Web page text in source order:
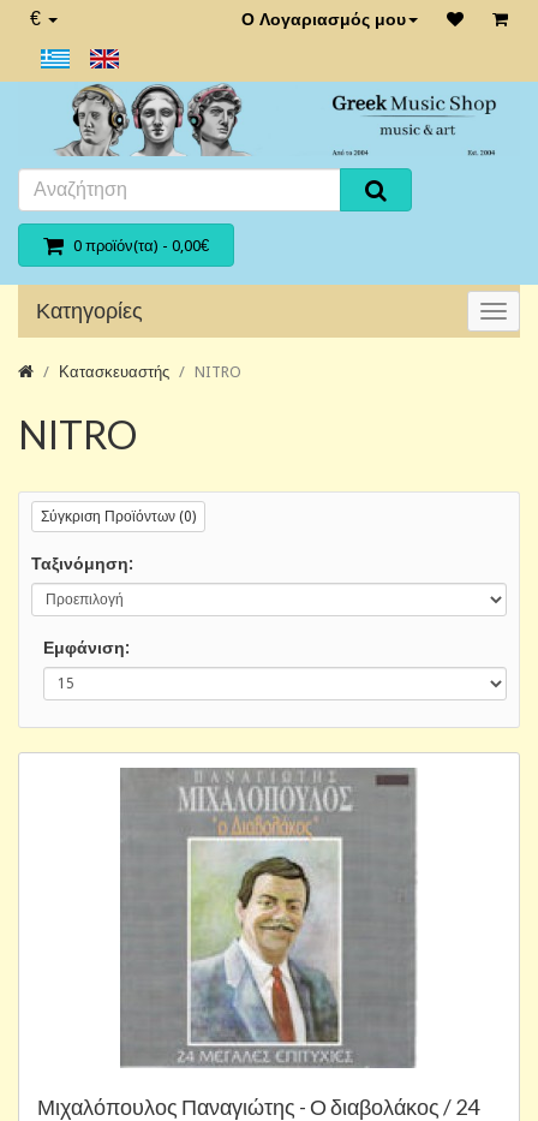
€ Ο Λογαριασμός μου
0 προϊόν(τα) - 0,00€
Κατηγορίες
Κατασκευαστής NITRO
NITRO
Σύγκριση Προϊόντων (0)
Ταξινόμηση:
Εμφάνιση:
Μιχαλόπουλος Παναγιώτης - Ο διαβολάκος / 24